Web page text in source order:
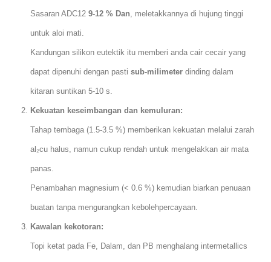
Sasaran ADC12 9-12 % Dan, meletakkannya di hujung tinggi
untuk aloi mati.
Kandungan silikon eutektik itu memberi anda cair cecair yang
dapat dipenuhi dengan pasti sub-milimeterdinding dalam
kitaran suntikan 5-10 s.
Kekuatan keseimbangan dan kemuluran:
Tahap tembaga (1.5-3.5 %) memberikan kekuatan melalui zarah
al₂cu halus, namun cukup rendah untuk mengelakkan air mata
panas.
Penambahan magnesium (< 0.6 %) kemudian biarkan penuaan
buatan tanpa mengurangkan kebolehpercayaan.
Kawalan kekotoran:
Topi ketat pada Fe, Dalam, dan PB menghalang intermetallics